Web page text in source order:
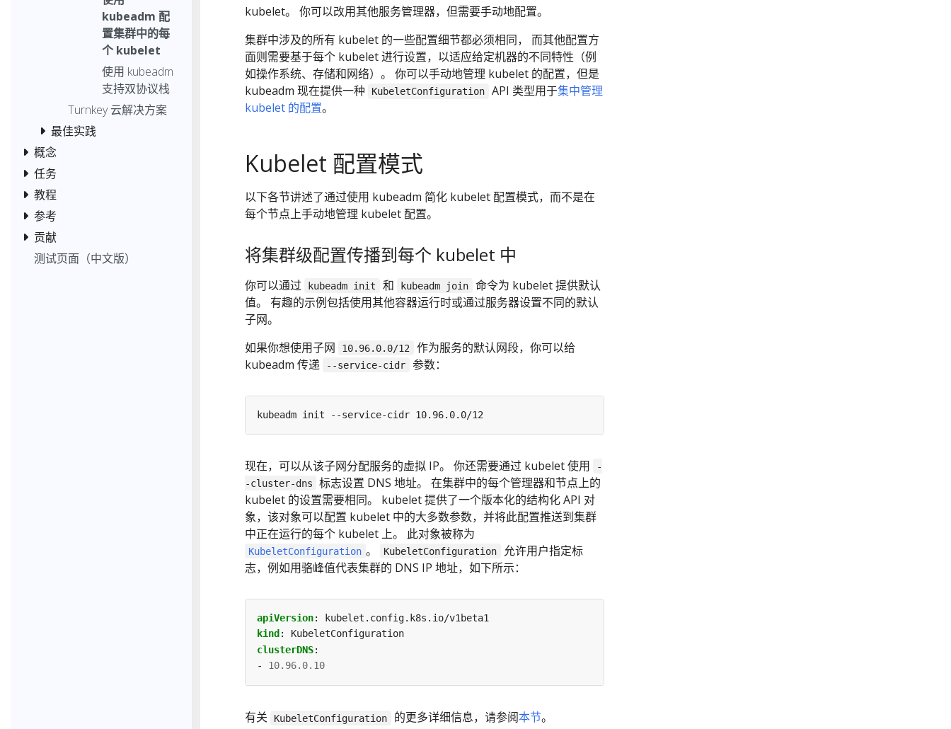
kubeadm 配
置集群中的每
个 kubelet
使用 kubeadm
支持双协议栈
Turnkey 云解决方案
最佳实践
概念
任务
教程
参考
贡献
测试页面（中文版）
kubelet。 你可以改用其他服务管理器，但需要手动地配置。
集群中涉及的所有 kubelet 的一些配置细节都必须相同， 而其他配置方
面则需要基于每个 kubelet 进行设置，以适应给定机器的不同特性（例
如操作系统、存储和网络）。 你可以手动地管理 kubelet 的配置，但是
kubeadm 现在提供一种
KubeletConfiguration API 类型用于集中管理
kubelet 的配置。
Kubelet 配置模式
以下各节讲述了通过使用 kubeadm 简化 kubelet 配置模式，而不是在
每个节点上手动地管理 kubelet 配置。
将集群级配置传播到每个 kubelet 中
你可以通过 kubeadm init 和 kubeadm join
命令为 kubelet 提供默认
值。 有趣的示例包括使用其他容器运行时或通过服务器设置不同的默认
子网。
如果你想使用子网
10.96.0.0/12
作为服务的默认网段，你可以给
kubeadm 传递
--service-cidr 参数：
现在，可以从该子网分配服务的虚拟 IP。 你还需要通过 kubelet 使用
-
-cluster-dns
标志设置 DNS 地址。 在集群中的每个管理器和节点上的
kubelet 的设置需要相同。 kubelet 提供了一个版本化的结构化 API 对
象，该对象可以配置 kubelet 中的大多数参数，并将此配置推送到集群
中正在运行的每个 kubelet 上。 此对象被称为
KubeletConfiguration 。 KubeletConfiguration
允许用户指定标
志，例如用骆峰值代表集群的 DNS IP 地址，如下所示：
apiVersion:
kubelet.config.k8s.io/v1beta1
kind :
KubeletConfiguration
clusterDNS:
- 10.96.0.10
有关 KubeletConfiguration 的更多详细信息，请参阅本节。